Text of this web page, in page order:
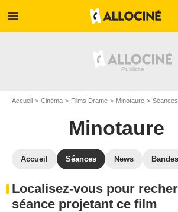
menu
Accueil Cinéma Films Drame Minotaure
Minotaure
Accueil Séances News
Localisez-vous pour
séance projetant ce film